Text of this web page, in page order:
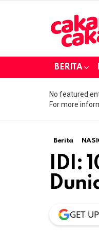
BERITA
No featured
For more
Berita
IDI:
GET